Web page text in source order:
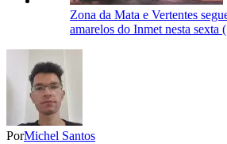
Zona da Mata e Vertentes
amarelos do Inmet nesta sexta
PorMichel Santos